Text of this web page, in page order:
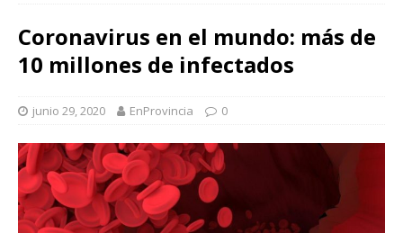
Coronavirus en el mundo: más de
10 millones de infectados
junio 29, 2020 EnProvincia 0